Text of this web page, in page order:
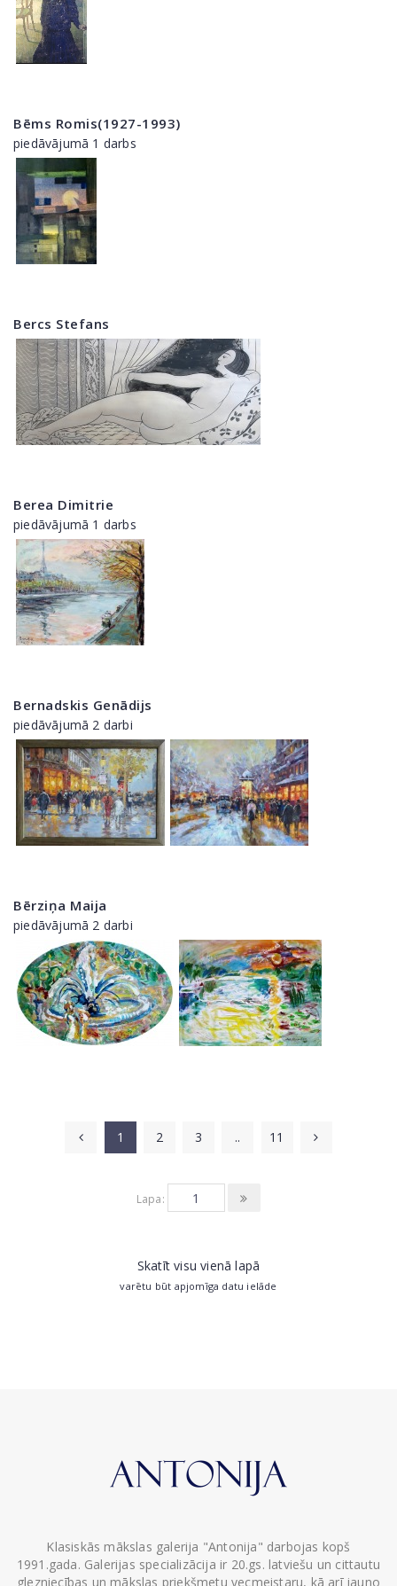
Bēms Romis(1927-1993)
piedāvājumā 1 darbs
Bercs Stefans
Berea Dimitrie
piedāvājumā 1 darbs
Bernadskis Genādijs
piedāvājumā 2 darbi
Bērziņa Maija
piedāvājumā 2 darbi
1 2 3 .. 11
Lapa:
Skatīt visu vienā lapā
varētu būt apjomīga datu ielāde
Klasiskās mākslas galerija "Antonija" darbojas kopš
1991.gada. Galerijas specializācija ir 20.gs. latviešu un cittautu
glezniecības un mākslas priekšmetu vecmeistaru, kā arī jauno